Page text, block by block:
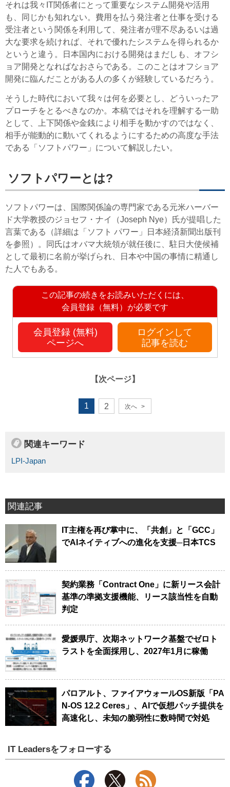
それは我々IT関係者にとって重要なシステム開発や活用
も、同じかも知れない。費用を払う発注者と仕事を受ける
受注者という関係を利用して、発注者が理不尽あるいは過
大な要求を続ければ、それで優れたシステムを得られるか
というと違う。日本国内における開発はまだしも、オフシ
ョア開発となればなおさらである。このことはオフショア
開発に臨んだことがある人の多くが経験しているだろう。
そうした時代において我々は何を必要とし、どういったア
プローチをとるべきなのか。本稿ではそれを理解する一助
として、上下関係や金銭により相手を動かすのではなく、
相手が能動的に動いてくれるようにするための高度な手法
である「ソフトパワー」について解説したい。
ソフトパワーとは?
ソフトパワーは、国際関係論の専門家である元米ハーバー
ド大学教授のジョセフ・ナイ（Joseph Nye）氏が提唱した
言葉である（詳細は「ソフト パワー」日本経済新聞出版刊
を参照）。同氏はオバマ大統領が就任後に、駐日大使候補
として最初に名前が挙げられ、日本や中国の事情に精通し
た人でもある。
この記事の続きをお読みいただくには、
会員登録（無料）が必要です
会員登録 (無料)
ページへ
ログインして
記事を読む
【次ページ】
1 2 次へ >
関連キーワード
LPI-Japan
関連記事
IT主権を再び掌中に、「共創」と「GCC」
でAIネイティブへの進化を支援─日本TCS
契約業務「Contract One」に新リース会計
基準の準拠支援機能、リース該当性を自動
判定
愛媛県庁、次期ネットワーク基盤でゼロト
ラストを全面採用し、2027年1月に稼働
パロアルト、ファイアウォールOS新版「PA
N-OS 12.2 Ceres」、AIで仮想パッチ提供を
高速化し、未知の脆弱性に数時間で対処
IT Leadersをフォローする